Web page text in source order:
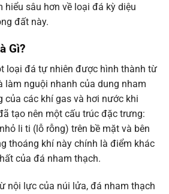
hiểu sâu hơn về loại đá kỳ diệu
đất này.
Gì?
loại đá tự nhiên được hình thành từ
làm nguội nhanh của dung nham
của các khí gas và hơi nước khi
tạo nên một cấu trúc đặc trưng:
li ti (lỗ rỗng) trên bề mặt và bên
thoáng khí này chính là điểm khác
của đá nham thạch.
nội lực của núi lửa, đá nham thạch